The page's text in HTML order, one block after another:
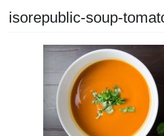
isorepublic-soup-